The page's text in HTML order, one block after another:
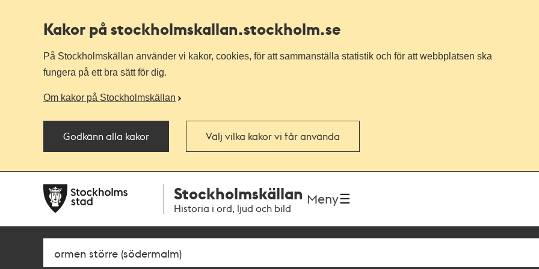
Kakor på stockholmskallan.stockholm.se
På Stockholmskällan använder vi kakor, cookies, för att sammanställa statistik och för att webbplatsen ska
fungera på ett bra sätt för dig.
Om kakor på Stockholmskällan
Godkänn alla kakor Välj vilka kakor vi får använda
navigationen
huvudinnehållet
Stockholmskällan
Historia i ord, ljud och bild
Meny
Sök